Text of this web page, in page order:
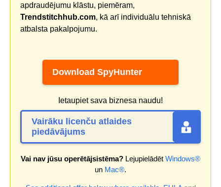
apdraudējumu klāstu, piemēram,
Trendstitchhub.com, kā arī individuālu tehniskā
atbalsta pakalpojumu.
Download SpyHunter
Ietaupiet sava biznesa naudu!
Vairāku licenču atlaides
piedāvājums
Vai nav jūsu operētājsistēma? Lejupielādēt Windows®
un Mac®.